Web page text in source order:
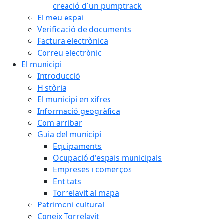
creació d´un pumptrack
El meu espai
Verificació de documents
Factura electrònica
Correu electrònic
El municipi
Introducció
Història
El municipi en xifres
Informació geogràfica
Com arribar
Guia del municipi
Equipaments
Ocupació d'espais municipals
Empreses i comerços
Entitats
Torrelavit al mapa
Patrimoni cultural
Coneix Torrelavit